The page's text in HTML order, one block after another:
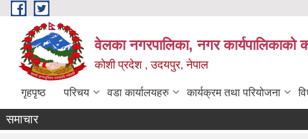
Skip to main content
वेलका नगरपालिका, नगर कार्यपालिकाको
कोशी प्रदेश , उदयपुर, नेपाल
गृहपृष्ठ परिचय वडा कार्यालयहरु कार्यक्रम तथा परियोजना
समाचार